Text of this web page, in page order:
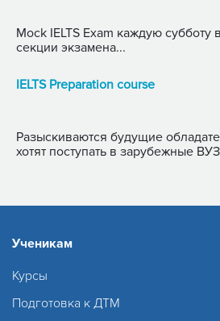
Mock IELTS Exam каждую субботу
секции экзамена...
IELTS Preparation course
Разыскиваются будущие обладатели
хотят поступать в зарубежные
Ученикам
Курсы
Подготовка к ДТМ